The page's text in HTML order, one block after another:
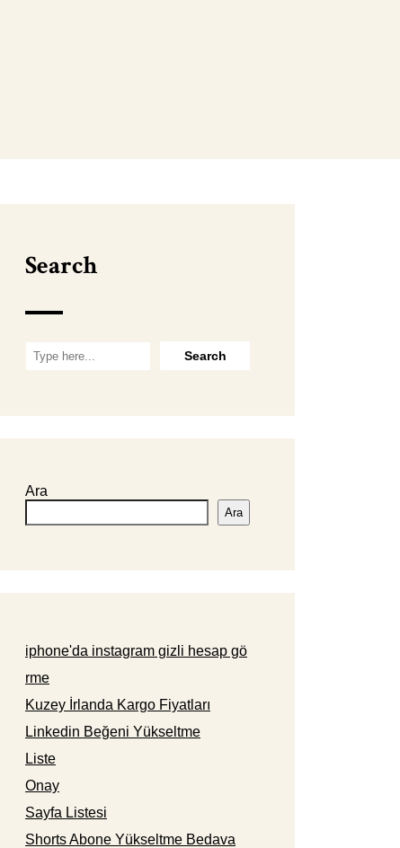
Search
Ara
Ara
iphone'da instagram gizli hesap gö
rme
Kuzey İrlanda Kargo Fiyatları
Linkedin Beğeni Yükseltme
Liste
Onay
Sayfa Listesi
Shorts Abone Yükseltme Bedava